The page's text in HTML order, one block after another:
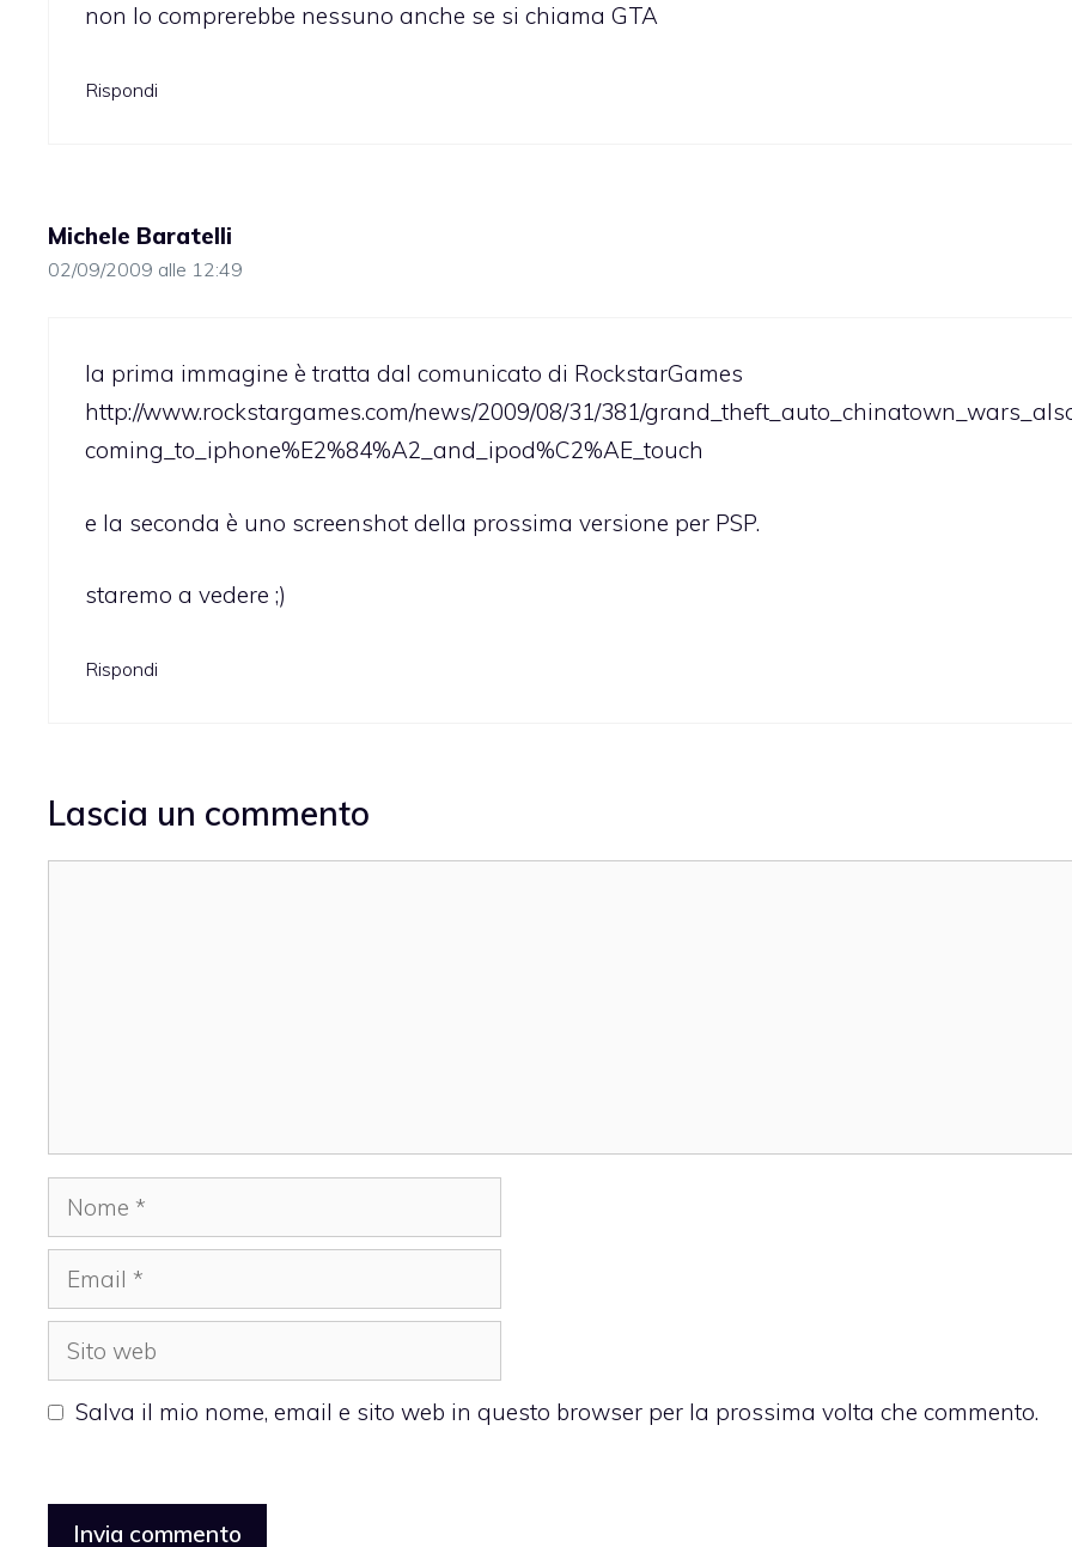
non lo comprerebbe nessuno anche se si chiama GTA
Rispondi
Michele Baratelli
02/09/2009 alle 12:49
la prima immagine è tratta dal comunicato di RockstarGames
http://www.rockstargames.com/news/2009/08/31/381/
coming_to_iphone%E2%84%A2_and_ipod%C2%AE_touch
e la seconda è uno screenshot della prossima versione per PSP.
staremo a vedere ;)
Rispondi
Lascia un commento
Nome
Email
Sito
web
Salva il mio nome, email e sito web in questo browser per la prossima volta che commento.